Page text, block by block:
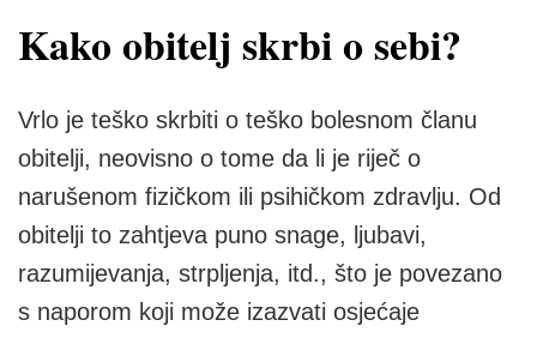
Kako obitelj skrbi o sebi?
Vrlo je teško skrbiti o teško bolesnom članu
obitelji, neovisno o tome da li je riječ o
narušenom fizičkom ili psihičkom zdravlju. Od
obitelji to zahtjeva puno snage, ljubavi,
razumijevanja, strpljenja, itd., što je povezano
s naporom koji može izazvati osjećaje